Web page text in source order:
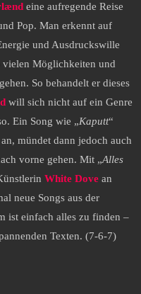
eine aufregende Reise
Pop. Man erkennt auf
und Ausdruckswille
Möglichkeiten und
So behandelt er dieses
will sich nicht auf ein Genre
Ein Song wie „Kaputt“
mündet dann jedoch auch
vorne gehen. Mit „Alles
White Dove an
neue Songs aus der
ist einfach alles zu finden –
Texten. (7-6-7)